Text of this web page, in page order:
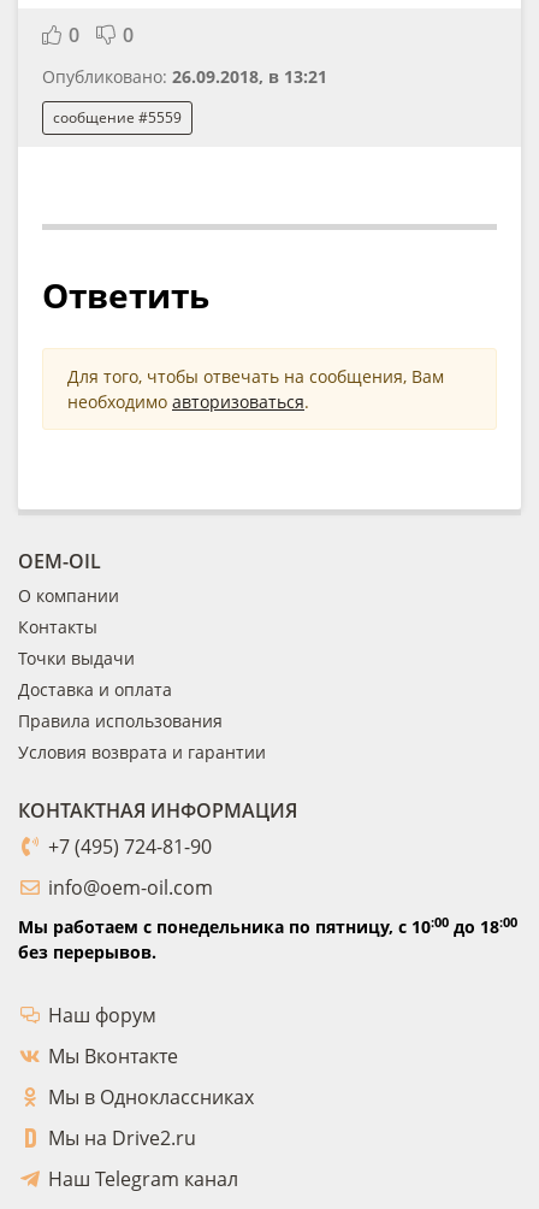
0 0
Опубликовано: 26.09.2018, в 13:21
сообщение #5559
Ответить
Для того, чтобы отвечать на сообщения, Вам
необходимо авторизоваться.
OEM-OIL
О компании
Контакты
Точки выдачи
Доставка и оплата
Правила использования
Условия возврата и гарантии
КОНТАКТНАЯ ИНФОРМАЦИЯ
+7 (495) 724-81-90
info@oem-oil.com
Мы работаем с понедельника по пятницу, с 10:00 до 18:00
без перерывов.
Наш форум
Мы Вконтакте
Мы в Одноклассниках
Мы на Drive2.ru
Наш Telegram канал